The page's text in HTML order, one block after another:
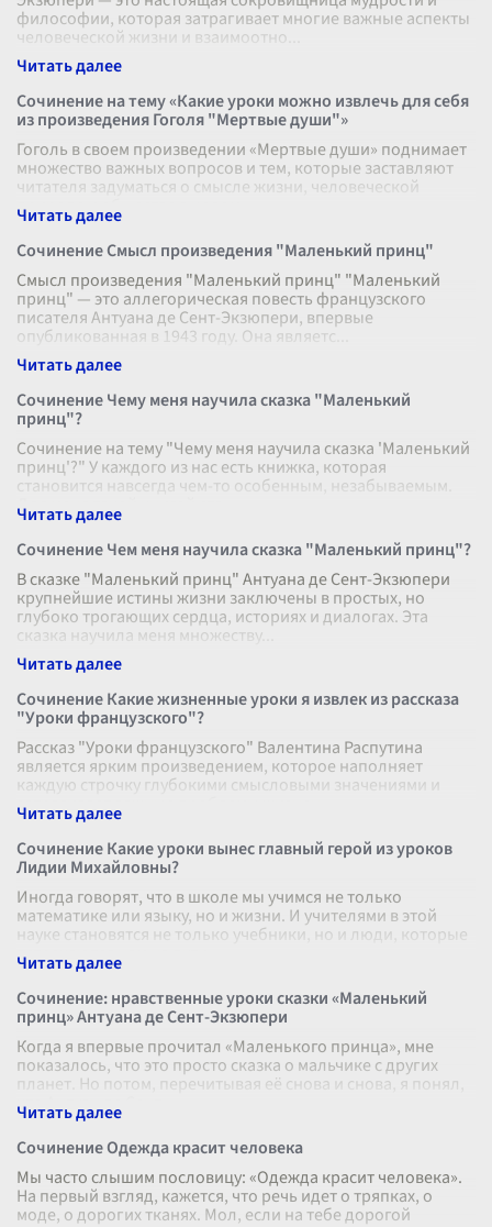
философии, которая затрагивает многие важные аспекты
человеческой жизни и взаимоотно
Сочинение на тему «Какие уроки можно извлечь для себя
из произведения Гоголя "Мертвые души"»
Гоголь в своем произведении «Мертвые души» поднимает
множество важных вопросов и тем, которые заставляют
читателя задуматься о смысле жизни, человеческой
природе и обществе в целом
Сочинение Смысл произведения "Маленький принц"
Смысл произведения "Маленький принц" "Маленький
принц" — это аллегорическая повесть французского
писателя Антуана де Сент-Экзюпери, впервые
опубликованная в 1943 году. Она являетс
Сочинение Чему меня научила сказка "Маленький
принц"?
Сочинение на тему "Чему меня научила сказка 'Маленький
принц'?" У каждого из нас есть книжка, которая
становится навсегда чем-то особенным, незабываемым.
Для меня такой книгой ста
Сочинение Чем меня научила сказка "Маленький принц"?
В сказке "Маленький принц" Антуана де Сент-Экзюпери
крупнейшие истины жизни заключены в простых, но
глубоко трогающих сердца, историях и диалогах. Эта
сказка научила меня множеству...
Сочинение Какие жизненные уроки я извлек из рассказа
"Уроки французского"?
Рассказ "Уроки французского" Валентина Распутина
является ярким произведением, которое наполняет
каждую строчку глубокими смысловыми значениями и
затрагивает важные проблемы жизнен
Сочинение Какие уроки вынес главный герой из уроков
Лидии Михайловны?
Иногда говорят, что в школе мы учимся не только
математике или языку, но и жизни. И учителями в этой
науке становятся не только учебники, но и люди, которые
встречаются нам на пути
Сочинение: нравственные уроки сказки «Маленький
принц» Антуана де Сент-Экзюпери
Когда я впервые прочитал «Маленького принца», мне
показалось, что это просто сказка о мальчике с других
планет. Но потом, перечитывая её снова и снова, я понял,
что Антуан де Сент-
Сочинение Одежда красит человека
Мы часто слышим пословицу: «Одежда красит человека».
На первый взгляд, кажется, что речь идет о тряпках, о
моде, о дорогих тканях. Мол, если на тебе дорогой